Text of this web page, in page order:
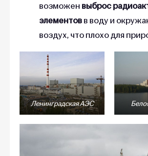
возможен выброс
элементовв воду и
воздух, что плохо для
Ленинградская АЭС